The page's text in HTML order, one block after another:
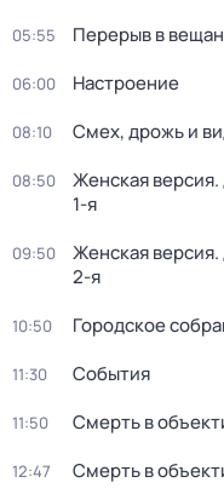
05:55 Перерыв в
06:00 Настроение
08:10 Смех, дрожь и
08:50 Женская
1-я
09:50 Женская
2-я
10:50 Городское
11:30 События
11:50 Смерть в
12:47 Смерть в